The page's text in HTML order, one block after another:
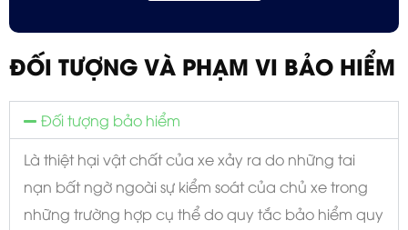
ĐỐI TƯỢNG VÀ PHẠM VI BẢO HIỂM
Đối tượng bảo hiểm
Là thiệt hại vật chất của xe xảy ra do những tai
nạn bất ngờ ngoài sự kiểm soát của chủ xe trong
những trường hợp cụ thể do quy tắc bảo hiểm quy